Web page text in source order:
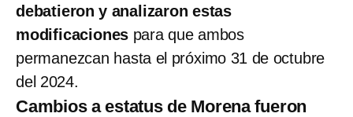
debatieron y analizaron estas
modificaciones para que ambos
permanezcan hasta el próximo 31 de octubre
del 2024.
Cambios a estatus de Morena fueron